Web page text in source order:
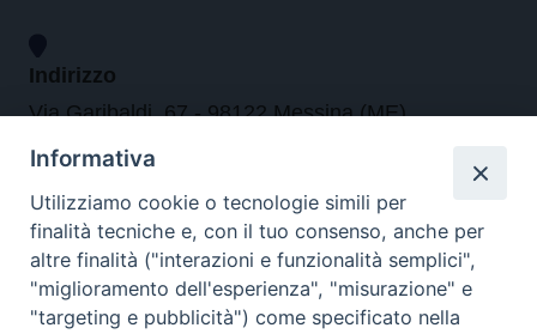
Indirizzo
Via Garibaldi, 67 - 98122 Messina (ME)
Orari
da lunedi al venerdi dalle ore 9.30 alle 12.30
Contatti
Informativa
Utilizziamo cookie o tecnologie simili per
finalità tecniche e, con il tuo consenso, anche per
altre finalità ("interazioni e funzionalità semplici",
"miglioramento dell'esperienza", "misurazione" e
"targeting e pubblicità") come specificato nella